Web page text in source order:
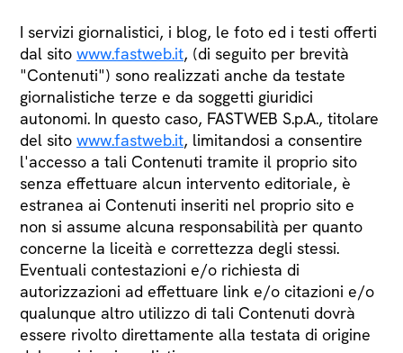
I servizi giornalistici, i blog, le foto ed i testi offerti
dal sito www.fastweb.it, (di seguito per brevità
"Contenuti") sono realizzati anche da testate
giornalistiche terze e da soggetti giuridici
autonomi. In questo caso, FASTWEB S.p.A., titolare
del sito www.fastweb.it, limitandosi a consentire
l'accesso a tali Contenuti tramite il proprio sito
senza effettuare alcun intervento editoriale, è
estranea ai Contenuti inseriti nel proprio sito e
non si assume alcuna responsabilità per quanto
concerne la liceità e correttezza degli stessi.
Eventuali contestazioni e/o richiesta di
autorizzazioni ad effettuare link e/o citazioni e/o
qualunque altro utilizzo di tali Contenuti dovrà
essere rivolto direttamente alla testata di origine